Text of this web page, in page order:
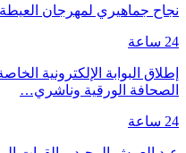
نجاح جماهيري لمهرجان العيطة
24 ساعة
إطلاق البوابة الإلكترونية
الصحافة الورقية وناشري…
24 ساعة